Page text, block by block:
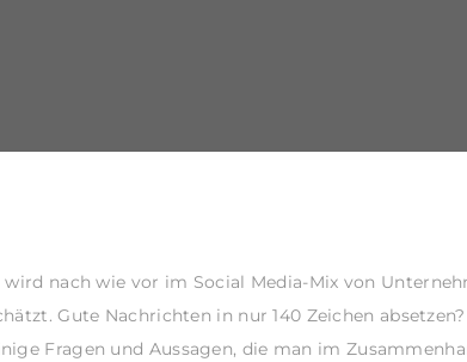
wird nach wie vor im Social Media-Mix von
Gute Nachrichten in nur 140 Zeichen
Fragen und Aussagen, die man im